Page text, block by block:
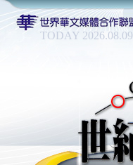
TODAY 2026.08.09